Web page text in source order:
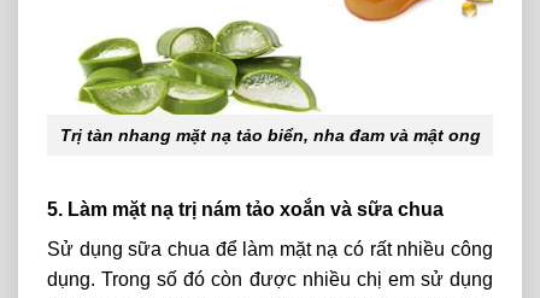
Trị tàn nhang mặt nạ tảo biển, nha đam và mật ong
5. Làm mặt nạ trị nám tảo xoắn và sữa chua
Sử dụng sữa chua để làm mặt nạ có rất nhiều công
dụng. Trong số đó còn được nhiều chị em sử dụng